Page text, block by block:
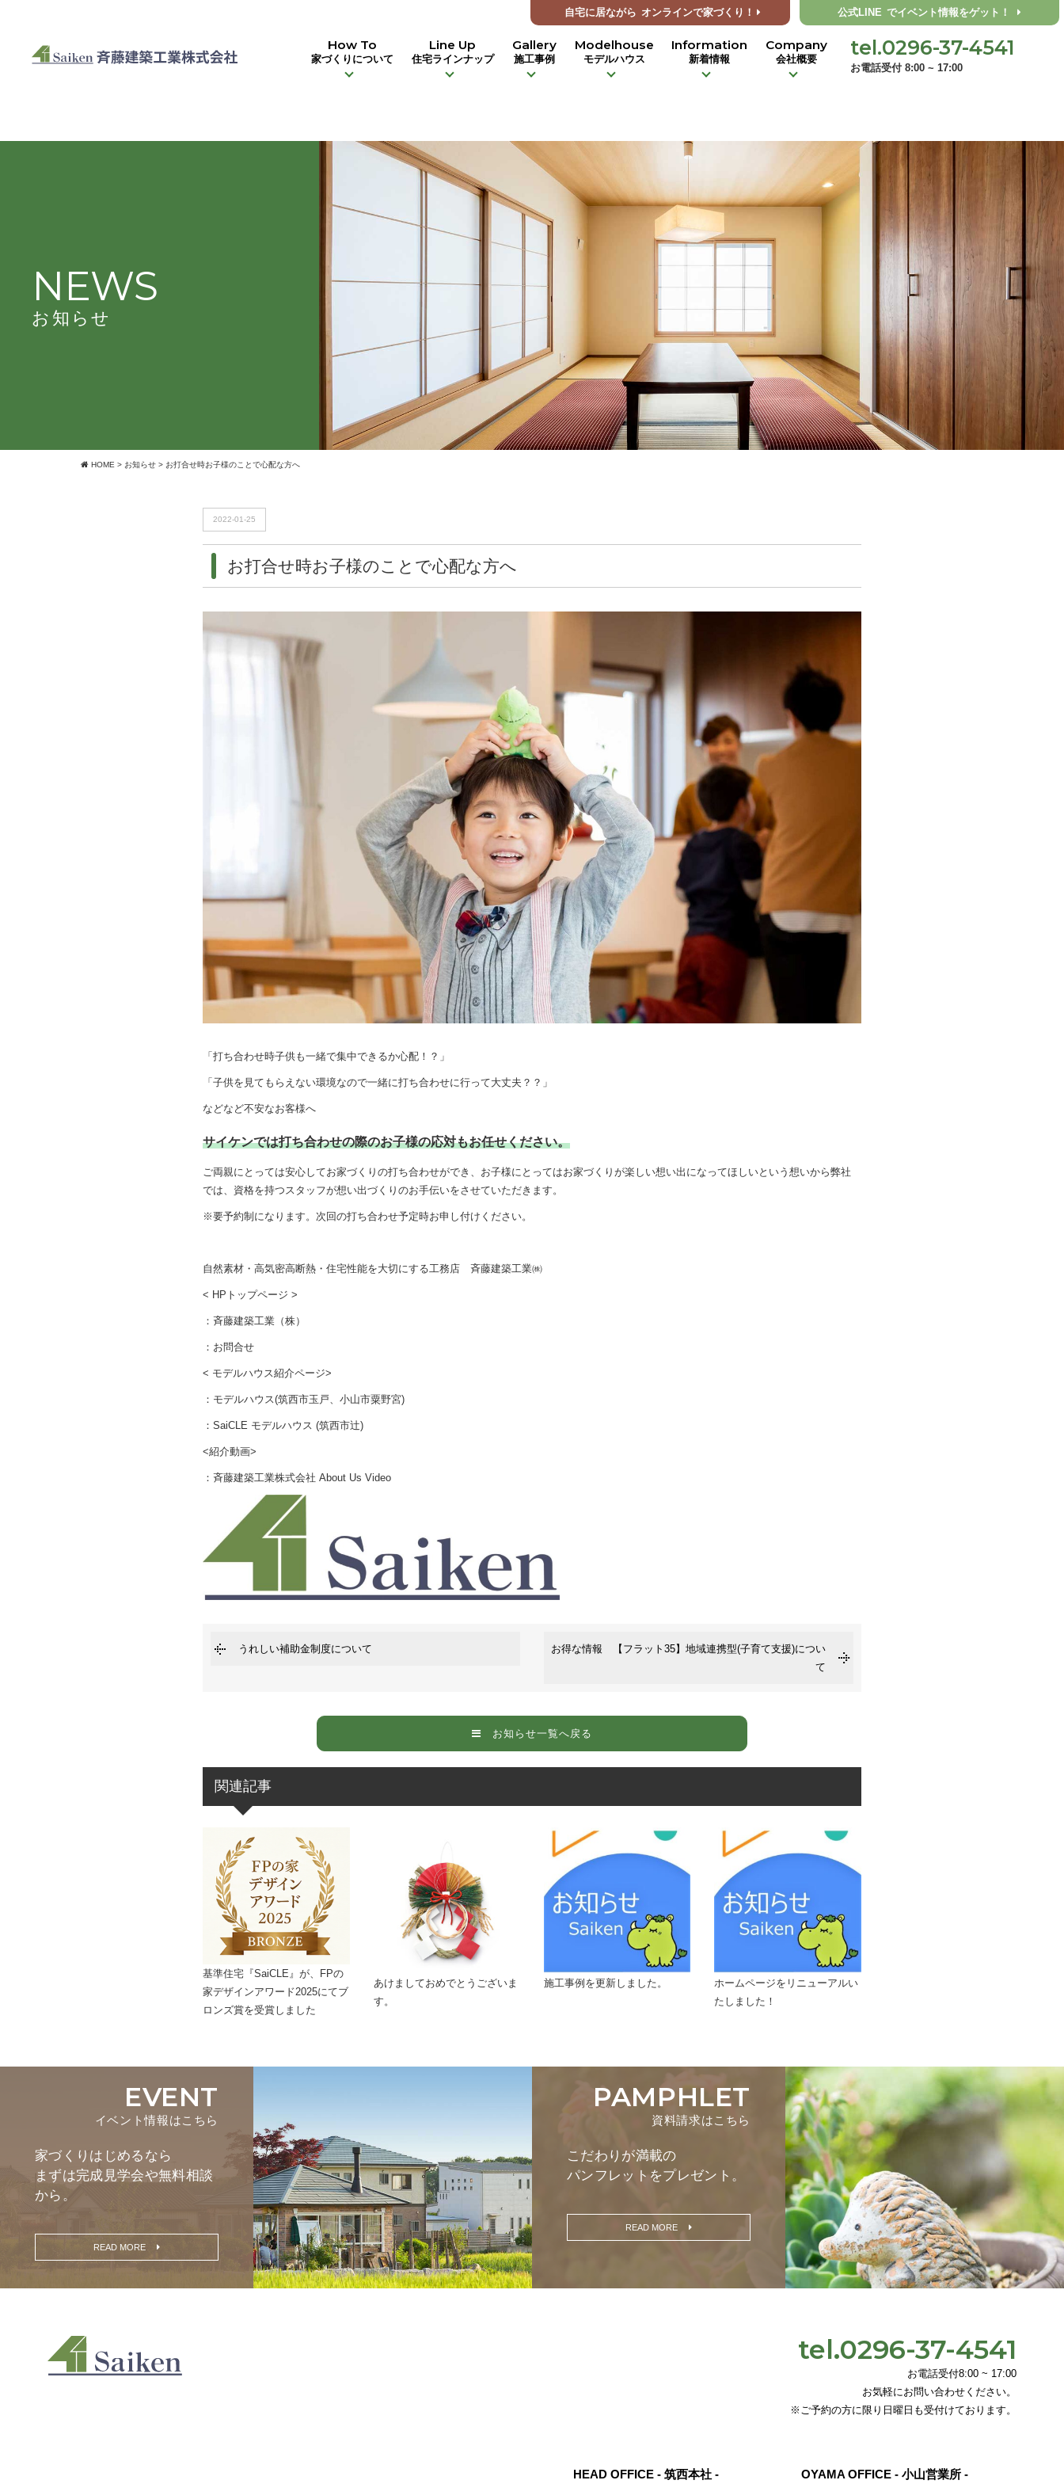
自宅に居ながら オンラインで家づくり！ 公式LINE でイベント情報をゲット！
How To
家づくりについて
Line Up
住宅ラインナップ
Gallery
施工事例
Modelhouse
モデルハウス
Information
新着情報
Company
会社概要 tel.0296-37-4541
お電話受付 8:00 ~ 17:00
NEWS
お知らせ
HOME > お知らせ > お打合せ時お子様のことで心配な方へ
2022-01-25
お打合せ時お子様のことで心配な方へ
「打ち合わせ時子供も一緒で集中できるか心配！？」
「子供を見てもらえない環境なので一緒に打ち合わせに行って大丈夫？？」
などなど不安なお客様へ
サイケンでは打ち合わせの際のお子様の応対もお任せください。
ご両親にとっては安心してお家づくりの打ち合わせができ、お子様にとってはお家づくりが楽しい想い出になってほしいという想いから弊社
では、資格を持つスタッフが想い出づくりのお手伝いをさせていただきます。
※要予約制になります。次回の打ち合わせ予定時お申し付けください。
自然素材・高気密高断熱・住宅性能を大切にする工務店 斉藤建築工業㈱
< HPトップページ >
：斉藤建築工業（株）
： お問合せ
< モデルハウス紹介ページ>
： モデルハウス(筑西市玉戸、小山市粟野宮)
：SaiCLE モデルハウス (筑西市辻)
<紹介動画>
：斉藤建築工業株式会社 About Us Video
うれしい補助金制度について
お得な情報 【フラット35】地域連携型(子育て支援)につい
て
お知らせ一覧へ戻る
関連記事
基準住宅『SaiCLE』が、FPの
家デザインアワード2025にてブ
ロンズ賞を受賞しました
あけましておめでとうございま
す。
施工事例を更新しました。
ホームページをリニューアルい
たしました！
EVENT
イベント情報はこちら
家づくりはじめるなら
まずは完成見学会や無料相談
から。
READ MORE
PAMPHLET
資料請求はこちら
こだわりが満載の
パンフレットをプレゼント。
READ MORE
tel.0296-37-4541
お電話受付8:00 ~ 17:00
お気軽にお問い合わせください。
※ご予約の方に限り日曜日も受付けております。
HEAD OFFICE - 筑西本社 - OYAMA OFFICE - 小山営業所 -